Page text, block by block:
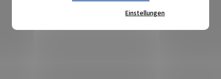
Einstellungen